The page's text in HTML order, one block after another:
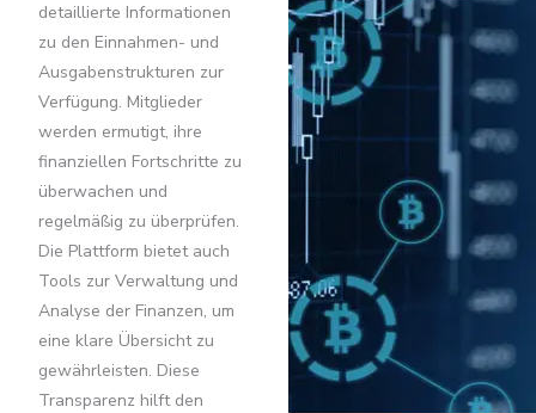
detaillierte Informationen
zu den Einnahmen- und
Ausgabenstrukturen zur
Verfügung. Mitglieder
werden ermutigt, ihre
finanziellen Fortschritte zu
überwachen und
regelmäßig zu überprüfen.
Die Plattform bietet auch
Tools zur Verwaltung und
Analyse der Finanzen, um
eine klare Übersicht zu
gewährleisten. Diese
Transparenz hilft den